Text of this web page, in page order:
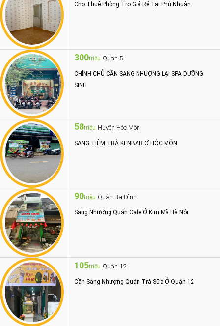
Cho Thuê Phòng Trọ Giá Rẻ Tại Phú Nhuận
300triệu Quận 5
CHÍNH CHỦ CẦN SANG NHƯỢNG LẠI SPA DƯỠNG
SINH
58triệu Huyện Hóc Môn
SANG TIỆM TRÀ KENBAR Ở HÓC MÔN
90triệu Quận Ba Đình
Sang Nhượng Quán Cafe Ở Kim Mã Hà Nội
105triệu Quận 12
Cần Sang Nhượng Quán Trà Sữa Ở Quận 12